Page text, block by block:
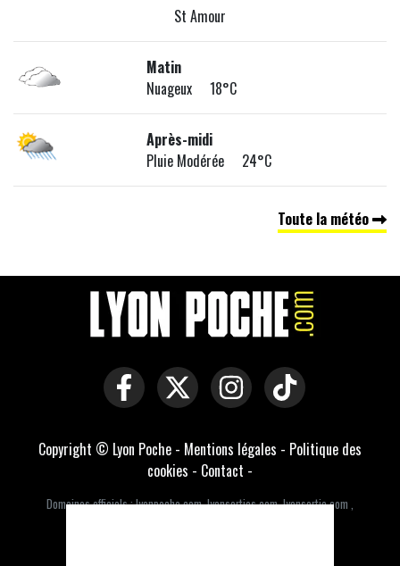
St Amour
Matin
Nuageux 18°C
Après-midi
Pluie Modérée 24°C
Toute la météo
Copyright © Lyon Poche - Mentions légales - Politique des
cookies - Contact -
Domaines officiels :lyonpoche.com,lyonsorties.com,lyonsortie.com ,